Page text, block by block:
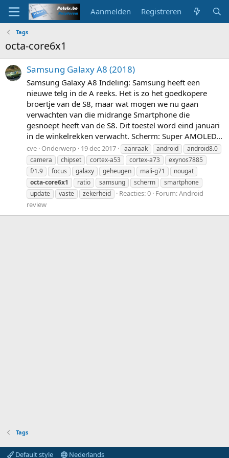
Aanmelden Registreren
Tags
octa-core6x1
Samsung Galaxy A8 (2018)
Samsung Galaxy A8 Indeling: Samsung heeft een
nieuwe telg in de A reeks. Het is zo het goedkopere
broertje van de S8, maar wat mogen we nu gaan
verwachten van die midrange Smartphone die
gesnoept heeft van de S8. Dit toestel word eind januari
in de winkelrekken verwacht. Scherm: Super AMOLED...
cve Onderwerp 19 dec 2017 aanraak android
android8.0
camera
chipset cortex-a53 cortex-a73
exynos7885
f/1.9
focus galaxy geheugen mali-g71
nougat
octa-core6x1
ratio samsung scherm
smartphone
update
vaste zekerheid Reacties: 0 Forum:Android
review
Tags
Default style Nederlands